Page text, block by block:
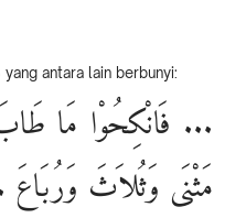
antara lain berbunyi:
... فَانْكِحُوْا مَا
مَثْنَى وَثُلاَثَ وَرُبَاعَ